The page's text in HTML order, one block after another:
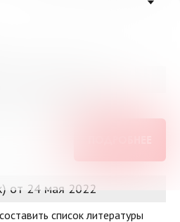
от 24 мая 2022
список литературы